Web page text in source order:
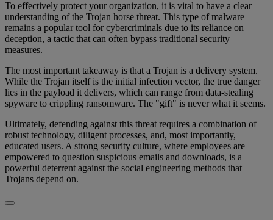
To effectively protect your organization, it is vital to have a clear
understanding of the Trojan horse threat. This type of malware
remains a popular tool for cybercriminals due to its reliance on
deception, a tactic that can often bypass traditional security
measures.
The most important takeaway is that a Trojan is a delivery system.
While the Trojan itself is the initial infection vector, the true danger
lies in the payload it delivers, which can range from data-stealing
spyware to crippling ransomware. The "gift" is never what it seems.
Ultimately, defending against this threat requires a combination of
robust technology, diligent processes, and, most importantly,
educated users. A strong security culture, where employees are
empowered to question suspicious emails and downloads, is a
powerful deterrent against the social engineering methods that
Trojans depend on.